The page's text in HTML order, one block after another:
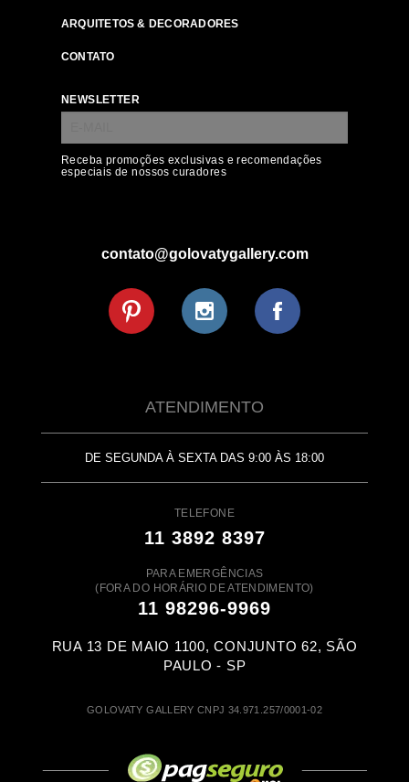
ARQUITETOS & DECORADORES
CONTATO
NEWSLETTER
Receba promoções exclusivas e recomendações
especiais de nossos curadores
contato@golovatygallery.com
ATENDIMENTO
DE SEGUNDA À SEXTA DAS 9:00 ÀS 18:00
TELEFONE
11 3892 8397
PARA EMERGÊNCIAS
(FORA DO HORÁRIO DE ATENDIMENTO)
11 98296-9969
RUA 13 DE MAIO 1100, CONJUNTO 62, SÃO
PAULO - SP
GOLOVATY GALLERY CNPJ 34.971.257/0001-02